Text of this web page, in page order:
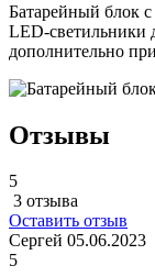
Батарейный блок
LED-светильники
дополнительно
Отзывы
5
3 отзыва
Оставить отзыв
Сергей 05.06.2023
5